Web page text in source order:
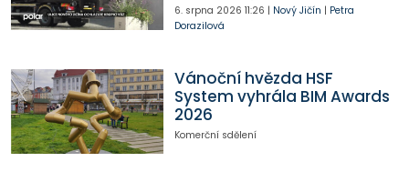
6. srpna 2026 11:26 | Nový Jičín | Petra
Dorazilová
Vánoční hvězda HSF
System vyhrála BIM Awards
2026
Komerční sdělení